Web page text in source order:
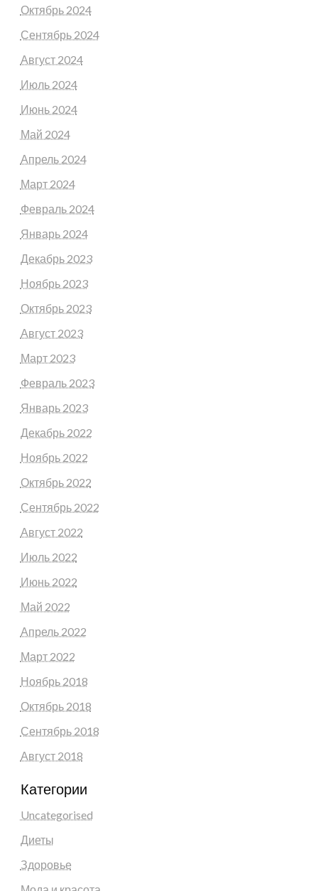
Октябрь 2024
Сентябрь 2024
Август 2024
Июль 2024
Июнь 2024
Май 2024
Апрель 2024
Март 2024
Февраль 2024
Январь 2024
Декабрь 2023
Ноябрь 2023
Октябрь 2023
Август 2023
Март 2023
Февраль 2023
Январь 2023
Декабрь 2022
Ноябрь 2022
Октябрь 2022
Сентябрь 2022
Август 2022
Июль 2022
Июнь 2022
Май 2022
Апрель 2022
Март 2022
Ноябрь 2018
Октябрь 2018
Сентябрь 2018
Август 2018
Категории
Uncategorised
Диеты
Здоровье